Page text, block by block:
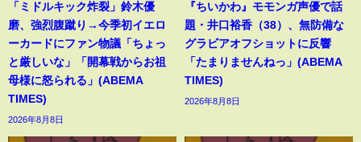
「ミドルキック炸裂」鈴木優
磨、強烈腹蹴り→今季初イエロ
ーカードにファン物議「ちょっ
と厳しいな」「開幕戦からお祖
母様に怒られる」(ABEMA
TIMES)
2026年8月8日
『ちいかわ』モモンガ声優で話
題・井口裕香（38）、無防備な
グラビアオフショットに反響
「たまりませんねっ」(ABEMA
TIMES)
2026年8月8日